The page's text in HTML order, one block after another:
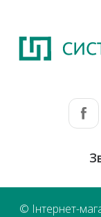
© Інтернет-